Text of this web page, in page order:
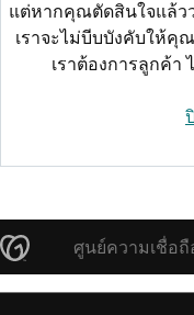
แต่หากคุณตัดสินใจแล้ว
เราจะไม่บีบบังคับให้
เราต้องการลูกค้า
ศูนย์ความเชื่อถื